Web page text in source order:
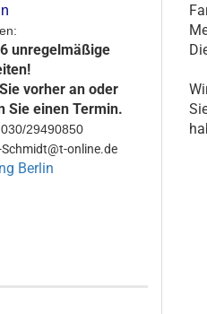
unregelmäßige
vorher an oder
Sie einen Termin.
29490850
Schmidt@t-online.de
Berlin